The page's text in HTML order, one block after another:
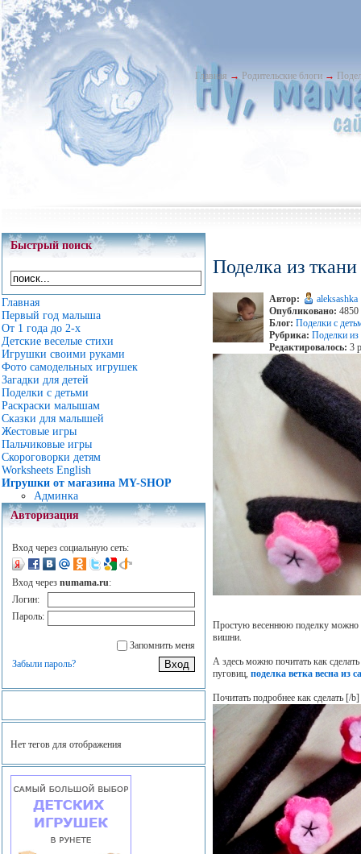
Главная → Родительские блоги →
Быстрый поиск
Главная
Первый год малыша
От 1 года до 2-х
Детские веселые стихи
Игрушки своими руками
Фото самодельных игрушек
Загадки для детей
Поделки с детьми
Раскраски малышам
Сказки для малышей
Жестовые игры
Пальчиковые игры
Скороговорки детям
Worksheets English
Игрушки от магазина MY-SHOP
Админка
Авторизация
Вход через социальную сеть:
Вход через numama.ru:
Логин:
Пароль:
Запомнить меня
Забыли пароль?
Нет тегов для отображения
Поделка из ткани
Автор:
aleksashka
Опубликовано: 4850
Блог: Поделки с
Рубрика: Поделки из
Редактировалось: 3
Простую весеннюю поделку можно
вишни.
А здесь можно почитать как сделать
пуговиц, поделка ветка весна из
Почитать подробнее как сделать [/b]